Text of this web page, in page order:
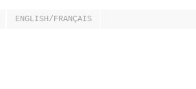
ENGLISH/FRANÇAIS